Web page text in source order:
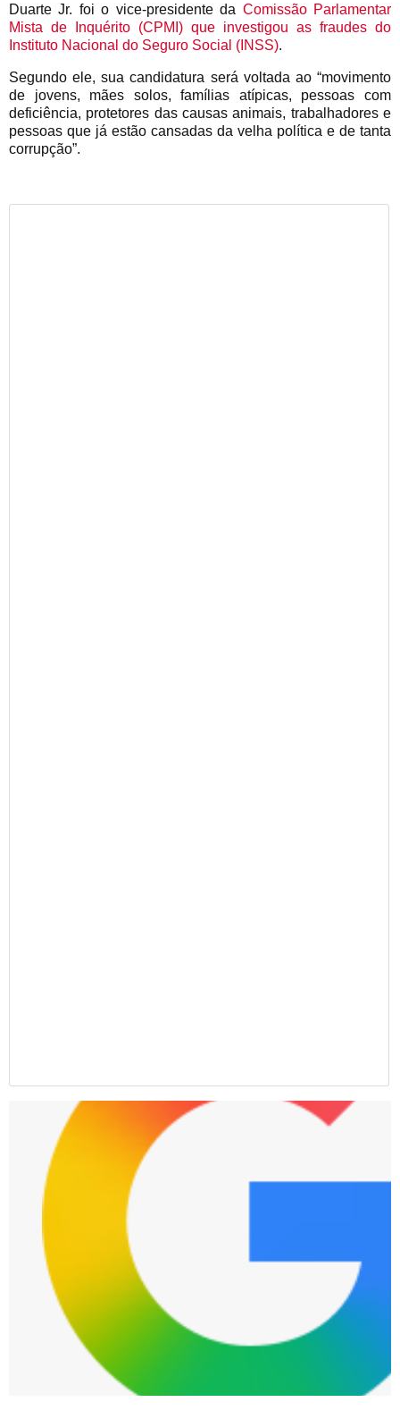
Duarte Jr. foi o vice-presidente da Comissão Parlamentar
Mista de Inquérito (CPMI) que investigou as fraudes do
Instituto Nacional do Seguro Social (INSS).
Segundo ele, sua candidatura será voltada ao “movimento
de jovens, mães solos, famílias atípicas, pessoas com
deficiência, protetores das causas animais, trabalhadores e
pessoas que já estão cansadas da velha política e de tanta
corrupção”.